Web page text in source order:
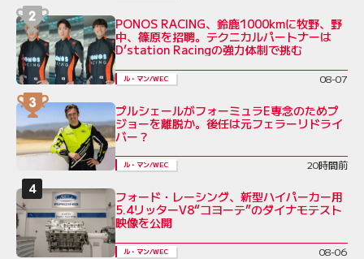
PONOS RACING、鈴鹿1000kmに牧野、野
中、篠原を招聘。テクニカルパートナーは
D’station Racingの強力体制で挑む
ル・マン/WEC 08-07
プルシェールがフォーミュラE専念のためプ
ジョーを離脱か。後任は元フェラーリドライ
バー？
ル・マン/WEC 20時間前
フォード・レーシング、新型ハイパーカー用
5.4リッターV8“コヨーテ”のダイナモテスト
映像を公開
ル・マン/WEC 08-06